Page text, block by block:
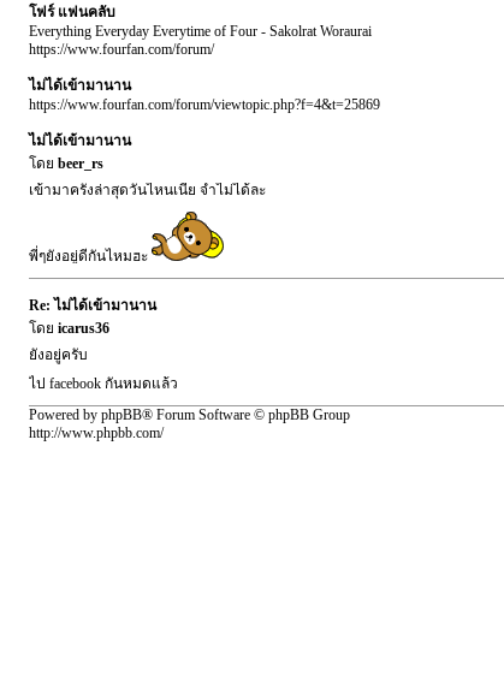
โฟร์ แฟนคลับ
Everything Everyday Everytime of Four - Sakolrat Woraurai
https://www.fourfan.com/forum/
ไม่ได้เข้ามานาน
https://www.fourfan.com/forum/viewtopic.php?f=4&t=25869
ไม่ได้เข้ามานาน
โดย beer_rs
เข้ามาครั้งล่าสุดวันไหนเนี่ย จำไม่ได้ละ
พี่ๆยังอยู่ดีกันไหมฮะ
Re: ไม่ได้เข้ามานาน
โดย icarus36
ยังอยู่ครับ
ไป facebook กันหมดแล้ว
Powered by phpBB® Forum Software © phpBB Group
http://www.phpbb.com/